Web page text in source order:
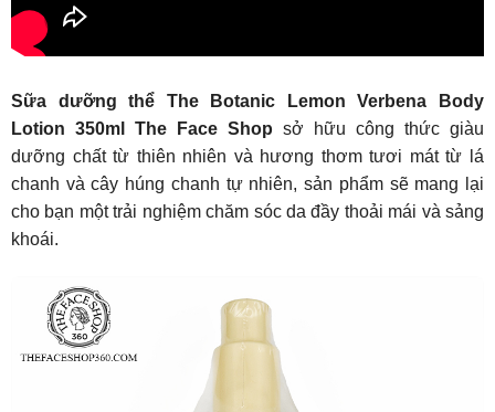
Sữa dưỡng thể The Botanic Lemon Verbena Body
Lotion 350ml The Face Shop sở hữu công thức giàu
dưỡng chất từ thiên nhiên và hương thơm tươi mát từ lá
chanh và cây húng chanh tự nhiên, sản phẩm sẽ mang lại
cho bạn một trải nghiệm chăm sóc da đầy thoải mái và sảng
khoái.